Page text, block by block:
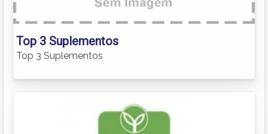
Top 3 Suplementos
Top 3 Suplementos